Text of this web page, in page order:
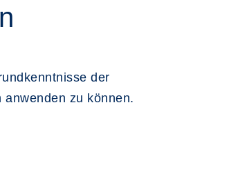
der
zu können.